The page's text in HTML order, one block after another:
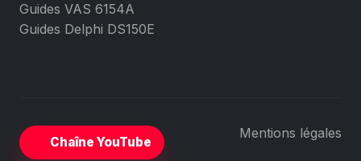
Guides VAS 6154A
Guides Delphi DS150E
Chaîne YouTube
Mentions légales